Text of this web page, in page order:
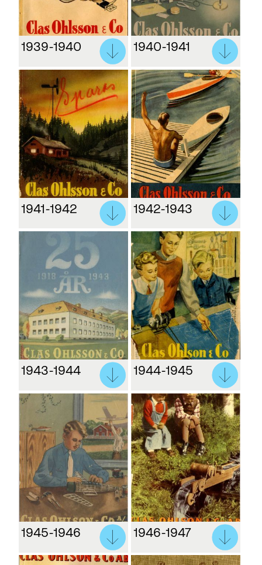
1939-1940 1940-1941
1941-1942 1942-1943
1943-1944 1944-1945
1945-1946 1946-1947